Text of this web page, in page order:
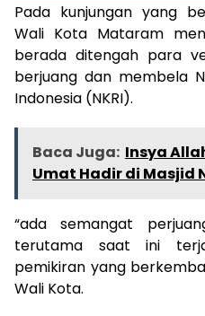
Pada kunjungan yang
Wali Kota Mataram
berada ditengah para
berjuang dan membela
Indonesia (NKRI).
Baca Juga: Insya
Umat Hadir di Masjid
“ada semangat
terutama saat ini
pemikiran yang
Wali Kota.